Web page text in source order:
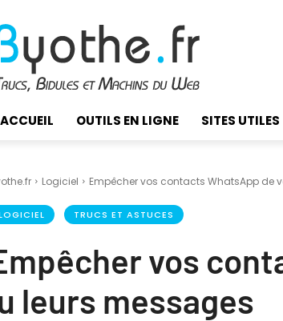
ACCUEIL OUTILS EN LIGNE SITES UTILES
Logiciel Empêcher vos contacts WhatsApp de
TRUCS ET ASTUCES
vos
leurs messages